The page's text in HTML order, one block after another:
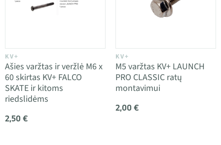
KV+
Ašies varžtas ir veržlė M6 x
60 skirtas KV+ FALCO
SKATE ir kitoms
riedslidėms
2,50 €
KV+
M5 varžtas KV+ LAUNCH
PRO CLASSIC ratų
montavimui
2,00 €